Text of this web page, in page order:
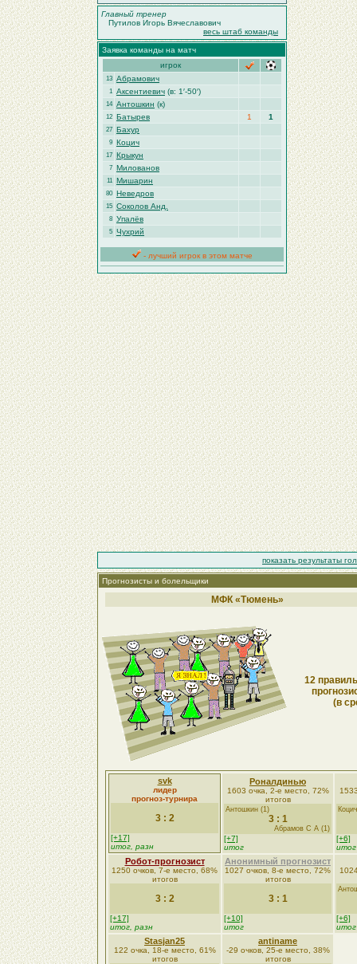
Главный тренер
Путилов Игорь Вячеславович
весь штаб команды
Заявка команды на матч
игрок
13 Абрамович
1 Аксентиевич (в: 1′-50′)
14 Антошкин (к)
12 Батырев 1 1
27 Бахур
9 Коцич
17 Крыкун
7 Милованов
11 Мишарин
80 Неведров
15 Соколов Анд.
8 Упалёв
5 Чухрий
- лучший игрок в этом матче
показать результаты
Прогнозисты и болельщики
МФК «Тюмень»
12
(в
svk
лидер
прогноз-турнира
3 : 2
[+17]
итог, разн
Роналдинью
1603 очка, 2-е место, 72%
итогов
Антошкин (1)
3 : 1
Абрамов С А (1)
[+7]
итог
[+6]
итог
Робот-прогнозист
1250 очков, 7-е место, 68%
итогов
3 : 2
[+17]
итог, разн
Анонимный прогнозист
1027 очков, 8-е место, 72%
итогов
3 : 1
[+10]
итог
[+6]
итог
Stasjan25
122 очка, 18-е место, 61%
итогов
antiname
-29 очков, 25-е место, 38%
итогов